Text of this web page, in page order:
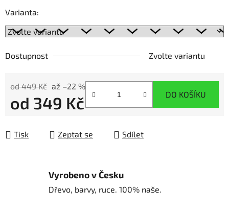
Varianta:
Dostupnost Zvolte variantu
od 449 Kč až –22 %
od 349 Kč DO KOŠÍKU
Tisk Zeptat se Sdílet
Vyrobeno v Česku
Dřevo, barvy, ruce. 100% naše.